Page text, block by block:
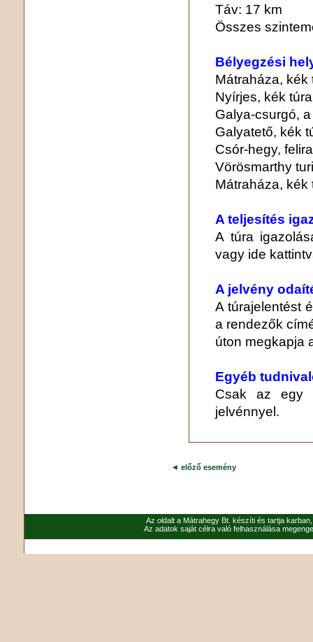
Táv: 17 km
Összes
Bélyegzési
Mátraháza, kék
Nyírjes, kék
Galya-csurgó,
Galyatető, kék
Csór-hegy,
Vörösmarthy
Mátraháza, kék
A teljesítés
A túra
vagy ide
A jelvény
A túrajelentést
a rendezők
úton megkapja
Egyéb
Csak az egy
jelvénnyel.
◄ előző esemény
Az oldalt a Mátrahegy Bt. készíti és tartja
Az adatok saját célra való felhasználása